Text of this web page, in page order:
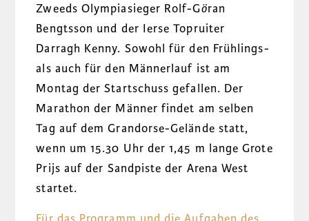
Zweeds Olympiasieger Rolf-Göran
Bengtsson und der Ierse Topruiter
Darragh Kenny. Sowohl für den Frühlings-
als auch für den Männerlauf ist am
Montag der Startschuss gefallen. Der
Marathon der Männer findet am selben
Tag auf dem Grandorse-Gelände statt,
wenn um 15.30 Uhr der 1,45 m lange Grote
Prijs auf der Sandpiste der Arena West
startet.